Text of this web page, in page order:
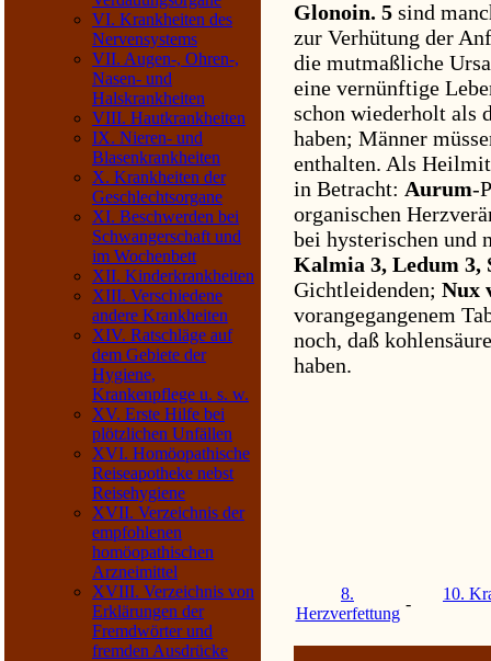
VI. Krankheiten des
Nervensystems
VII. Augen-, Ohren-,
Nasen- und
Halskrankheiten
VIII. Hautkrankheiten
IX. Nieren- und
Blasenkrankheiten
X. Krankheiten der
Geschlechtsorgane
XI. Beschwerden bei
Schwangerschaft und
im Wochenbett
XII. Kinderkrankheiten
XIII. Verschiedene
andere Krankheiten
XIV. Ratschläge auf
dem Gebiete der
Hygiene,
Krankenpflege u. s. w.
XV. Erste Hilfe bei
plötzlichen Unfällen
XVI. Homöopathische
Reiseapotheke nebst
Reisehygiene
XVII. Verzeichnis der
empfohlenen
homöopathischen
Arzneimittel
XVIII. Verzeichnis von
Erklärungen der
Fremdwörter und
fremden Ausdrücke
Glonoin. 5 sind
zur Verhütung der
die mutmaßliche
eine vernünftige
schon wiederholt als
haben; Männer
enthalten. Als
in Betracht: Aurum-
organischen
bei hysterischen und
Kalmia 3, Ledum 3,
Gichtleidenden; Nux
vorangegangenem
noch, daß
haben.
8.
Herzverfettung
-
10.